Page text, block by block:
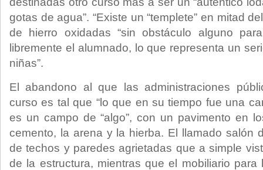
gotas de agua”. “Existe un “templete” en mitad
de hierro oxidadas “sin obstáculo alguno
libremente el alumnado, lo que representa un
niñas”.
El abandono al que las administraciones
curso es tal que “lo que en su tiempo fue una
es un campo de “algo”, con un pavimento en
cemento, la arena y la hierba. El llamado salón
de techos y paredes agrietadas que a simple
de la estructura, mientras que el mobiliario